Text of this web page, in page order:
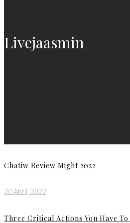
Livejaasmin
Chatiw Review Might 2022
20 Abril, 2022
Three Critical Actions You Have